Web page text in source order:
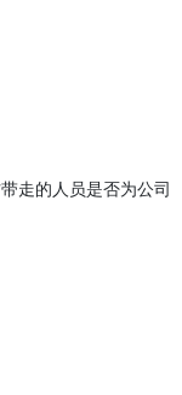
走的人员是否为公司